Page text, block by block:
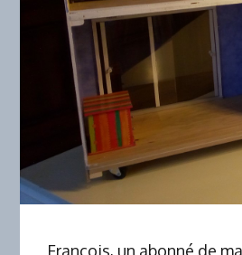
François, un abonné de